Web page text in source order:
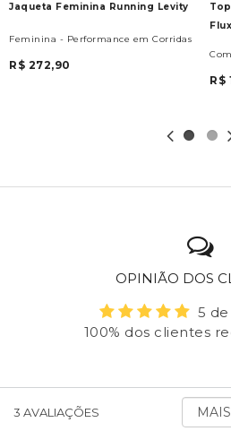
Jaqueta Feminina Running Levity
Feminina - Performance em Corridas
R$ 272,90
R$
OPINIÃO DOS
5
100% dos clientes
3 AVALIAÇÕES